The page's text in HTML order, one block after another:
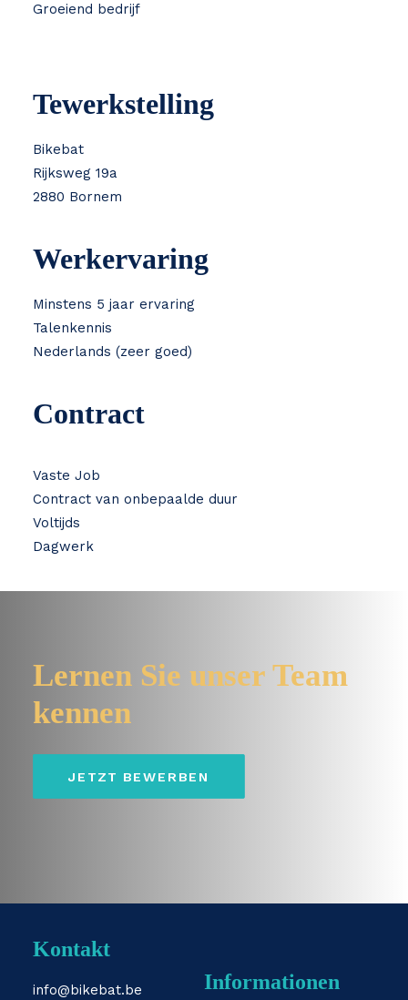
Groeiend bedrijf
Tewerkstelling
Bikebat
Rijksweg 19a
2880 Bornem
Werkervaring
Minstens 5 jaar ervaring
Talenkennis
Nederlands (zeer goed)
Contract
Vaste Job
Contract van onbepaalde duur
Voltijds
Dagwerk
Lernen Sie unser Team
kennen
JETZT BEWERBEN
Kontakt
info@bikebat.be
Informationen